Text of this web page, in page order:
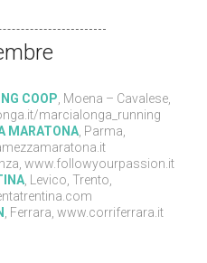
COOP , Moena – Cavalese,
marcialonga_running
MARATONA, Parma,
www.followyourpassion.it
, Levico, Trento,
, Ferrara, www.corriferrara.it